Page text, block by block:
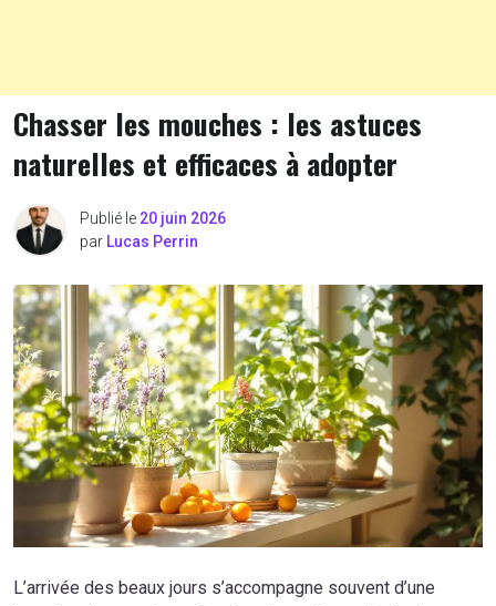
Chasser les mouches : les astuces
naturelles et efficaces à adopter
Publié le 20 juin 2026
par Lucas Perrin
L’arrivée des beaux jours s’accompagne souvent d’une